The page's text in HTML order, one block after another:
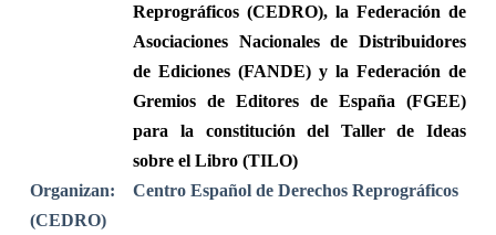
Reprográficos (CEDRO), la Federación de
Asociaciones Nacionales de Distribuidores
de Ediciones (FANDE) y la Federación de
Gremios de Editores de España (FGEE)
para la constitución del Taller de Ideas
sobre el Libro (TILO)
Organizan:
Centro Español de Derechos Reprográficos
(CEDRO)